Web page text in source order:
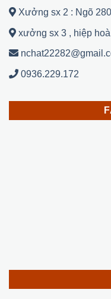
Xưởng sx 2 : Ngõ
xưởng sx 3 , hiệp
0936.229.172